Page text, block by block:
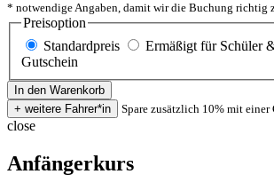
* notwendige Angaben, damit wir die Buchung richtig
Preisoption
Standardpreis
Ermäßigt für Schüler
Gutschein
Spare zusätzlich 10% mit einer
close
Anfängerkurs